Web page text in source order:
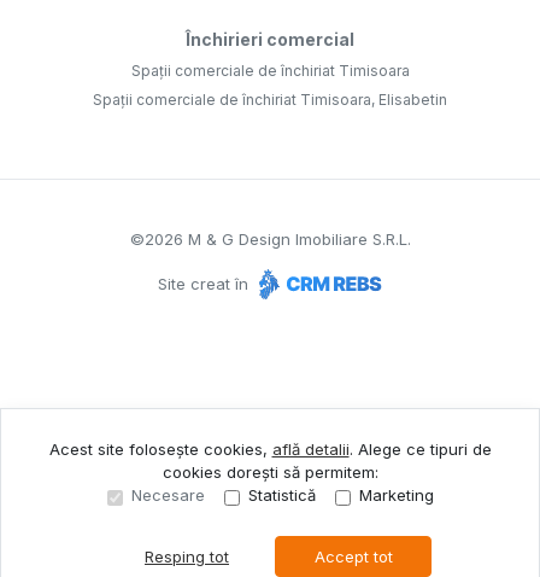
Sună acum Solicită vizionare
Închirieri comercial
Spații comerciale de închiriat Timisoara
Spații comerciale de închiriat Timisoara, Elisabetin
©2026 M & G Design Imobiliare S.R.L.
Site creat în
Acest site folosește cookies, află detalii. Alege ce tipuri de
cookies dorești să permitem:
Necesare
Statistică Marketing
Resping tot Accept tot